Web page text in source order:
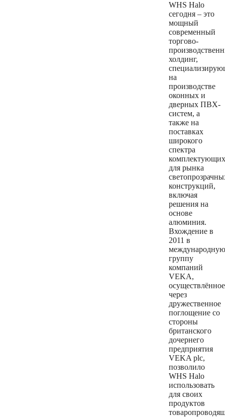
WHS Halo
сегодня – это
мощный
современный
торгово-
холдинг,
на
производстве
оконных и
дверных ПВХ-
систем, а
также на
поставках
широкого
спектра
комплектующих
для рынка
конструкций,
включая
решения на
основе
алюминия.
Вхождение в
2011 в
международную
группу
компаний
VEKA,
осуществлённое
через
дружественное
поглощение со
стороны
британского
дочернего
предприятия
VEKA plc,
позволило
WHS Halo
использовать
для своих
продуктов